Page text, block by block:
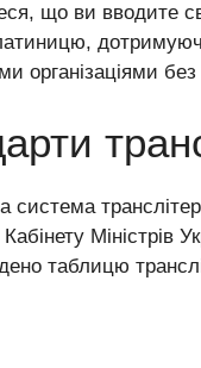
що ви вводите
організаціями
система
Міністрів
таблицю